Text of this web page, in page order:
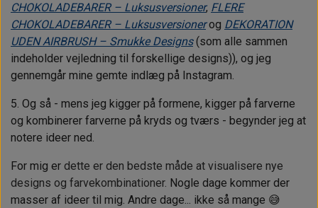
CHOKOLADEBARER – Luksusversioner, FLERE
CHOKOLADEBARER – Luksusversionerog DEKORATION
UDEN AIRBRUSH – Smukke Designs (som alle sammen
indeholder vejledning til forskellige designs)), og jeg
gennemgår mine gemte indlæg på Instagram.
5. Og så - mens jeg kigger på formene, kigger på farverne
og kombinerer farverne på kryds og tværs - begynder jeg at
notere ideer ned.
For mig er dette er den bedste måde at visualisere nye
designs og farvekombinationer. Nogle dage kommer der
masser af ideer til mig. Andre dage... ikke så mange 😅